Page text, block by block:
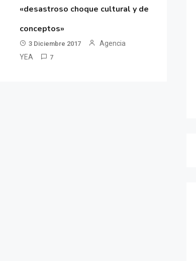
«desastroso choque cultural y de
conceptos»
3 Diciembre 2017
Agencia
YEA
7